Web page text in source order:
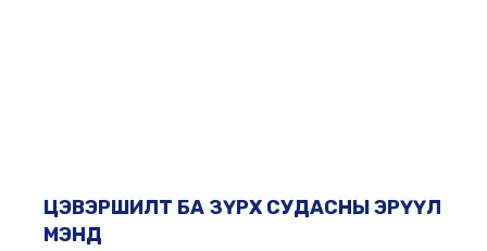
ЦЭВЭРШИЛТ БА ЗҮРХ СУДАСНЫ ЭРҮҮЛ
МЭНД